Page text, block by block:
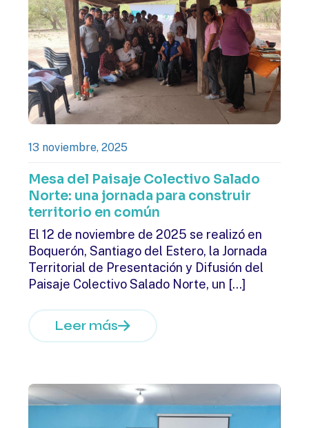
13 noviembre, 2025
Mesa del Paisaje Colectivo Salado
Norte: una jornada para construir
territorio en común
El 12 de noviembre de 2025 se realizó en
Boquerón, Santiago del Estero, la Jornada
Territorial de Presentación y Difusión del
Paisaje Colectivo Salado Norte, un […]
Leer más